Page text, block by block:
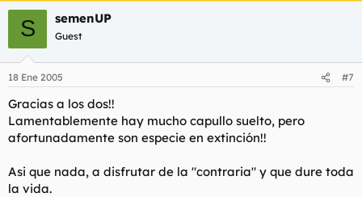
S semenUP
Guest
18 Ene 2005 #7
Gracias a los dos!!
Lamentablemente hay mucho capullo suelto, pero
afortunadamente son especie en extinción!!
Asi que nada, a disfrutar de la "contraria" y que dure toda
la vida.